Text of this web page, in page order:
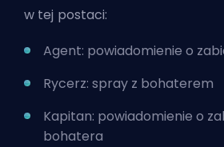
w tej postaci:
Agent: powiadomienie o
Rycerz: spray z bohaterem
Kapitan: powiadomienie o
bohatera